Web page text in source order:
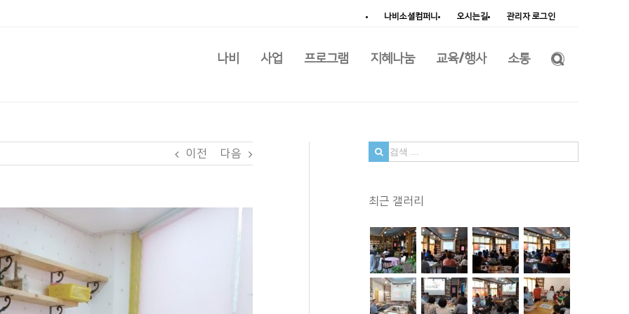
나비소셜컴퍼니 오시는길 관리자 로그인
나비 사업 프로그램 지혜나눔 교육/행사 소통
이전 다음
검
최근 갤러리